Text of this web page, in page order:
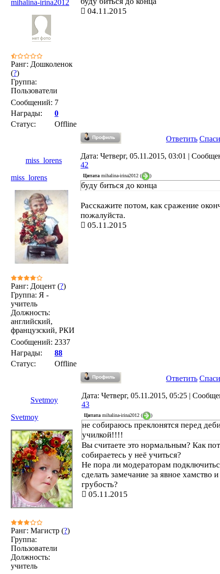
mihalina-irina2012
Ранг: Дошколенок
(?)
Группа:
Пользователи
Сообщений: 7
Награды:
0
Статус:
Offline
04.11.2015
Ответить
miss_lorens
Дата: Четверг, 05.11.2015, 03:01 |
42
miss_lorens
Ранг: Доцент (?)
Группа: Я -
учитель
Должность:
английский,
французский, РКИ
Сообщений: 2337
Награды:
88
Статус:
Offline
Цитата mihalina-irina2012 ( )
буду биться до конца
Расскажите потом, как сражение
пожалуйста.
05.11.2015
Ответить
Svetmoy
Дата: Четверг, 05.11.2015, 05:25 |
43
Svetmoy
Ранг: Магистр (?)
Группа:
Пользователи
Должность:
учитель
Цитата mihalina-irina2012 ( )
не собираюсь преклонятся перед
училкой!!!!
Вы считаете это нормальным? Как
собираетесь у неё учиться?
Не пора ли модераторам
сделать замечание за явное хамство и
грубость?
05.11.2015